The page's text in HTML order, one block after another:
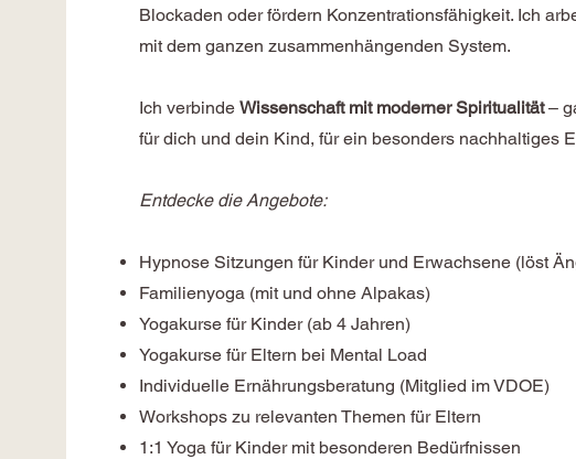
Blockaden oder fördern Konzentrationsfähigkeit. Ich
mit dem ganzen zusammenhängenden System.
Ich verbindeWissenschaft mit moderner Spiritualität–
für dich und dein Kind, für ein besonders nachhaltiges
Entdecke die Angebote:
Hypnose Sitzungen für Kinder und Erwachsene (löst
Familienyoga (mit und ohne Alpakas)
Yogakurse für Kinder (ab 4 Jahren)
Yogakurse für Eltern bei Mental Load
Individuelle Ernährungsberatung (Mitglied im VDOE)
Workshops zu relevanten Themen für Eltern
1:1 Yoga für Kinder mit besonderen Bedürfnissen